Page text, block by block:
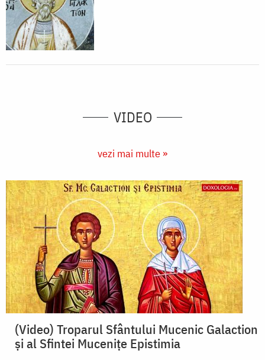
VIDEO
vezi mai multe »
(Video) Troparul Sfântului Mucenic Galaction
și al Sfintei Mucenițe Epistimia